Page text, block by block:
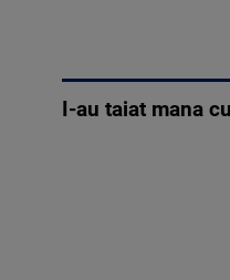
I-au taiat mana